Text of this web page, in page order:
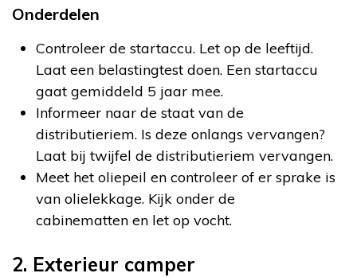
Onderdelen
Controleer de startaccu. Let op de leeftijd.
Laat een belastingtest doen. Een startaccu
gaat gemiddeld 5 jaar mee.
Informeer naar de staat van de
distributieriem. Is deze onlangs vervangen?
Laat bij twijfel de distributieriem vervangen.
Meet het oliepeil en controleer of er sprake is
van olielekkage. Kijk onder de
cabinematten en let op vocht.
2. Exterieur camper